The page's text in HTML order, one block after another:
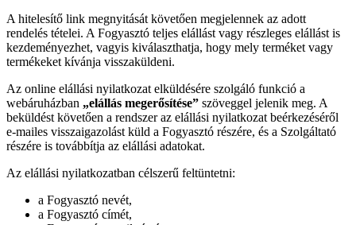
A hitelesítő link megnyitását követően megjelennek az adott
rendelés tételei. A Fogyasztó teljes elállást vagy részleges elállást is
kezdeményezhet, vagyis kiválaszthatja, hogy mely terméket vagy
termékeket kívánja visszaküldeni.
Az online elállási nyilatkozat elküldésére szolgáló funkció a
webáruházban „elállás megerősítése” szöveggel jelenik meg. A
beküldést követően a rendszer az elállási nyilatkozat beérkezéséről
e-mailes visszaigazolást küld a Fogyasztó részére, és a Szolgáltató
részére is továbbítja az elállási adatokat.
Az elállási nyilatkozatban célszerű feltüntetni:
a Fogyasztó nevét,
a Fogyasztó címét,